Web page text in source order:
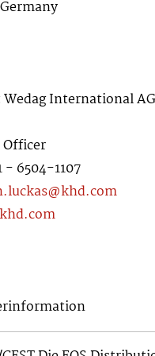
International AG
- 6504-1107